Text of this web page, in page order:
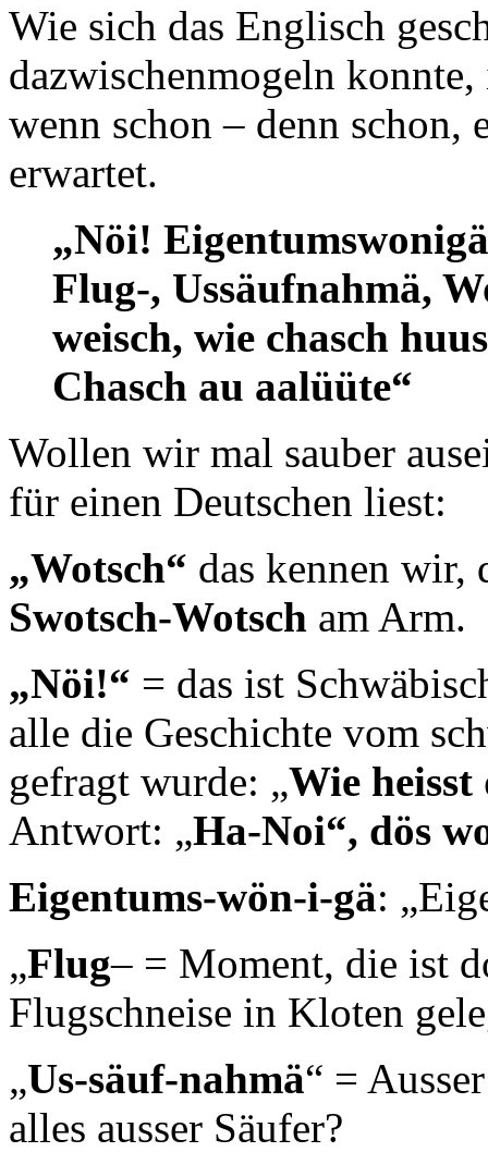
Wie sich das Englisch
dazwischenmogeln
wenn schon – denn schon,
erwartet.
„Nöi!
Flug-, Ussäufnahmä,
weisch, wie chasch
Chasch au aalüüte“
Wollen wir mal sauber
für einen Deutschen liest:
„Wotsch“ das kennen wir,
Swotsch-Wotsch am Arm.
„Nöi!“ = das ist
alle die Geschichte vom
gefragt wurde: „Wie
Antwort: „Ha-Noi“, dös
Eigentums-wön-i-gä:
„Flug– = Moment, die ist
Flugschneise in Kloten
„Us-säuf-nahmä“ =
alles ausser Säufer?